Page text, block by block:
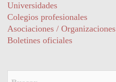
Universidades
Colegios profesionales
Asociaciones / Organizaciones
Boletines oficiales